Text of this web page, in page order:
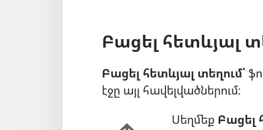
Բացել հետևյալ
Բացել հետևյալ տեղում՝
էջը այլ հավելվածներում։
Սեղմեք Բացել